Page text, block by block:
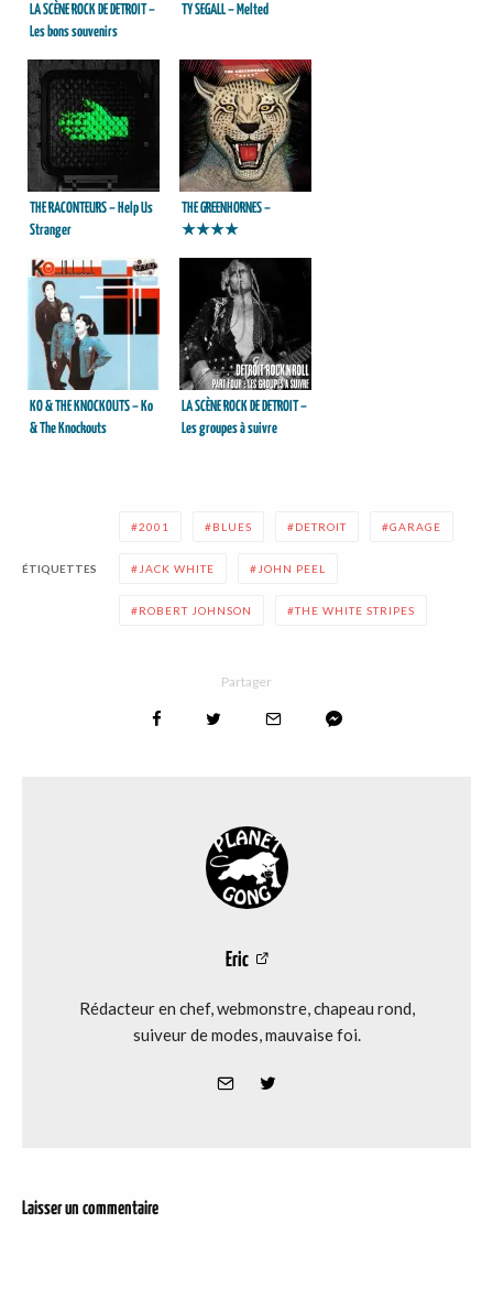
LA SCÈNE ROCK DE DETROIT –
Les bons souvenirs
TY SEGALL – Melted
THE RACONTEURS – Help Us
Stranger
THE GREENHORNES –
★★★★
KO & THE KNOCKOUTS – Ko
& The Knockouts
LA SCÈNE ROCK DE DETROIT –
Les groupes à suivre
ÉTIQUETTES
2001 BLUES DETROIT GARAGE
JACK WHITE JOHN PEEL
ROBERT JOHNSON THE WHITE STRIPES
Partager
Eric
Rédacteur en chef, webmonstre, chapeau rond,
suiveur de modes, mauvaise foi.
Laisser un commentaire